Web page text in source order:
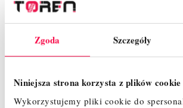
Zgoda Szczegóły
Niniejsza strona korzysta z plików cookie
Wykorzystujemy pliki cookie do
-